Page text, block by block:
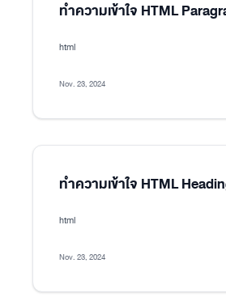
ทำความเข้าใจ HTML
html
Nov. 23, 2024
ทำความเข้าใจ HTML
html
Nov. 23, 2024